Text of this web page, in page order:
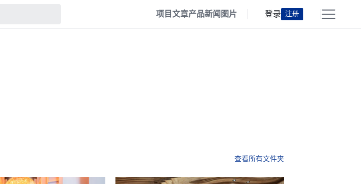
项目文章产品新闻 图片 登录 注册
查看所有文件夹